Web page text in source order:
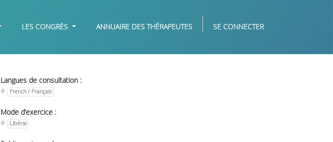
LES CONGRÈS ANNUAIRE DES THÉRAPEUTES SE CONNECTER
Langues de consultation :
#
French / Français
Mode d’exercice :
#
Libéral